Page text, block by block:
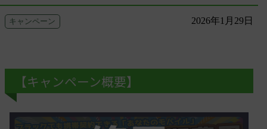
キャンペーン 2026年1月29日
【キャンペーン概要】